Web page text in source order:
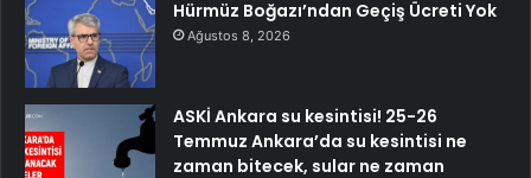
Hürmüz Boğazı’ndan Geçiş Ücreti Yok
Ağustos 8, 2026
ASKİ Ankara su kesintisi! 25-26
Temmuz Ankara’da su kesintisi ne
zaman bitecek, sular ne zaman